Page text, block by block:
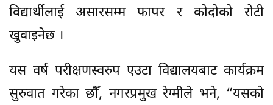
विद्यार्थीलाई असारसम्म फापर र कोदोको रोटी
खुवाइनेछ ।
यस वर्ष परीक्षणस्वरुप एउटा विद्यालयबाट कार्यक्रम
सुरुवात गरेका छौँ, नगरप्रमुख रेग्मीले भने, “यसको